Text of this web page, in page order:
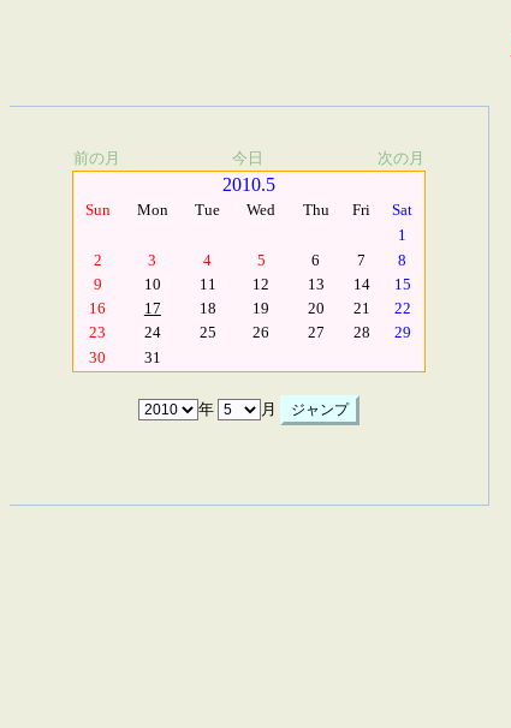
前の月 今日 次の月
2010.5
Sun Mon Tue Wed Thu Fri
Sat
1
2
3 4 5 6 7
8
9
10 11 12 13 14
15
16
17 18 19 20 21
22
23
24 25 26 27 28
29
30
31
年 月